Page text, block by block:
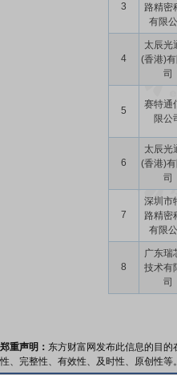
3
路精密
有限
4
太辰光
(香港)
司
5
赛特通
限公
6
太辰光
(香港)
司
7
深圳市
路精密
有限
8
广东瑞
技术有
司
郑重声明： 东方财富网发布此信息的目
性、完整性、有效性、及时性、原创性